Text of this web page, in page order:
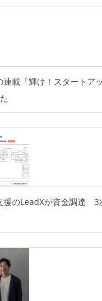
連載「輝け！スタートア
援のLeadXが資金調達 3